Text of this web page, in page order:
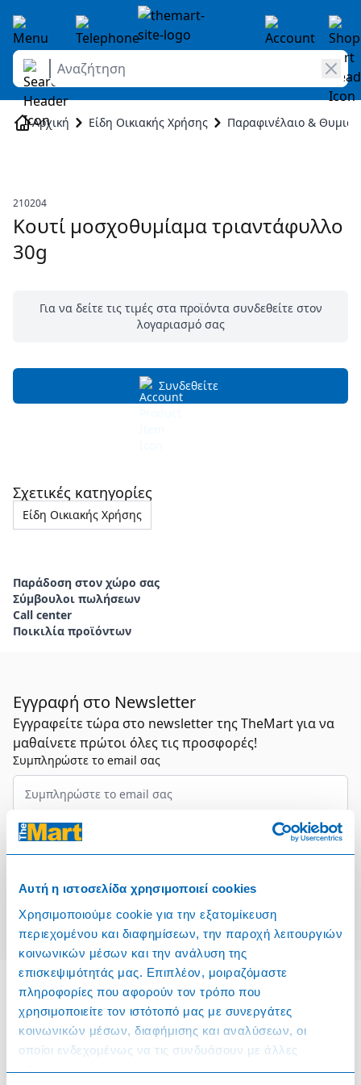
Αυτή η ιστοσελίδα χρησιμοποιεί cookies
Χρησιμοποιούμε cookie για την εξατομίκευση
περιεχομένου και διαφημίσεων, την παροχή λειτουργιών
κοινωνικών μέσων και την ανάλυση της
επισκεψιμότητάς μας. Επιπλέον, μοιραζόμαστε
πληροφορίες που αφορούν τον τρόπο που
χρησιμοποιείτε τον ιστότοπό μας με συνεργάτες
κοινωνικών μέσων, διαφήμισης και αναλύσεων, οι
οποίοι ενδεχομένως να τις συνδυάσουν με άλλες
πληροφορίες που τους έχετε παραχωρήσει ή τις οποίες
Skip to Content
Αναζήτηση
Αρχική Είδη Οικιακής Χρήσης Παραφινέλαιο &
210204
Κουτί μοσχοθυμίαμα τριαντάφυλλο
30g
Για να δείτε τις τιμές στα προϊόντα συνδεθείτε στον
λογαριασμό σας
Συνδεθείτε
Σχετικές κατηγορίες
Είδη Οικιακής Χρήσης
Παράδοση στον χώρο σας
Σύμβουλοι πωλήσεων
Call center
Ποικιλία προϊόντων
Εγγραφή στο Newsletter
Εγγραφείτε τώρα στο newsletter της TheMart για να
μαθαίνετε πρώτοι όλες τις προσφορές!
Συμπληρώστε το email σας
Επιλέξτε τον τομέα σας
Πληροφορίες
Όροι & Προϋποθέσεις